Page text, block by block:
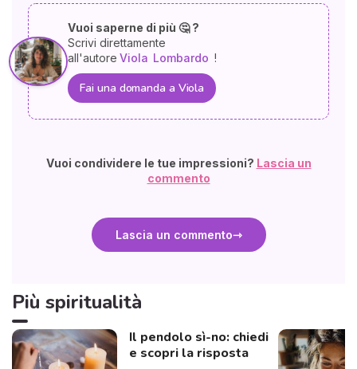
Vuoi saperne di più 🤔 ?
Scrivi direttamente
all'autore Viola Lombardo !
Fai una domanda a Viola
Vuoi condividere le tue impressioni? Lascia un
commento
Lascia un commento
Più spiritualità
Il pendolo sì-no: chiedi
e scopri la risposta